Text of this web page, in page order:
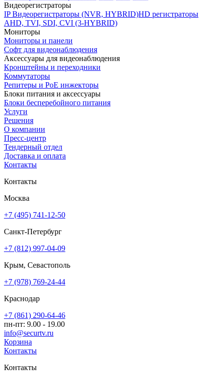
Видеорегистраторы
IP Видеорегистраторы (NVR, HYBRID)HD регистраторы
AHD, TVI, SDI, CVI (3-HYBRID)
Мониторы
Мониторы и панели
Софт для видеонаблюдения
Аксессуары для видеонаблюдения
Кронштейны и переходники
Коммутаторы
Репитеры и PoE инжекторы
Блоки питания и аксессуары
Блоки бесперебойного питания
Услуги
Решения
О компании
Пресс-центр
Тендерный отдел
Доставка и оплата
Контакты
Контакты
Москва
+7 (495) 741-12-50
Санкт-Петербург
+7 (812) 997-04-09
Крым, Севастополь
+7 (978) 769-24-44
Краснодар
+7 (861) 290-64-46
пн-пт: 9.00 - 19.00
info@securtv.ru
Корзина
Контакты
Контакты